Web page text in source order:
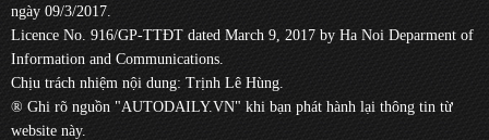
ngày 09/3/2017.
Licence No. 916/GP-TTĐT dated March 9, 2017 by Ha Noi Deparment of
Information and Communications.
Chịu trách nhiệm nội dung: Trịnh Lê Hùng.
® Ghi rõ nguồn "AUTODAILY.VN" khi bạn phát hành lại thông tin từ
website này.